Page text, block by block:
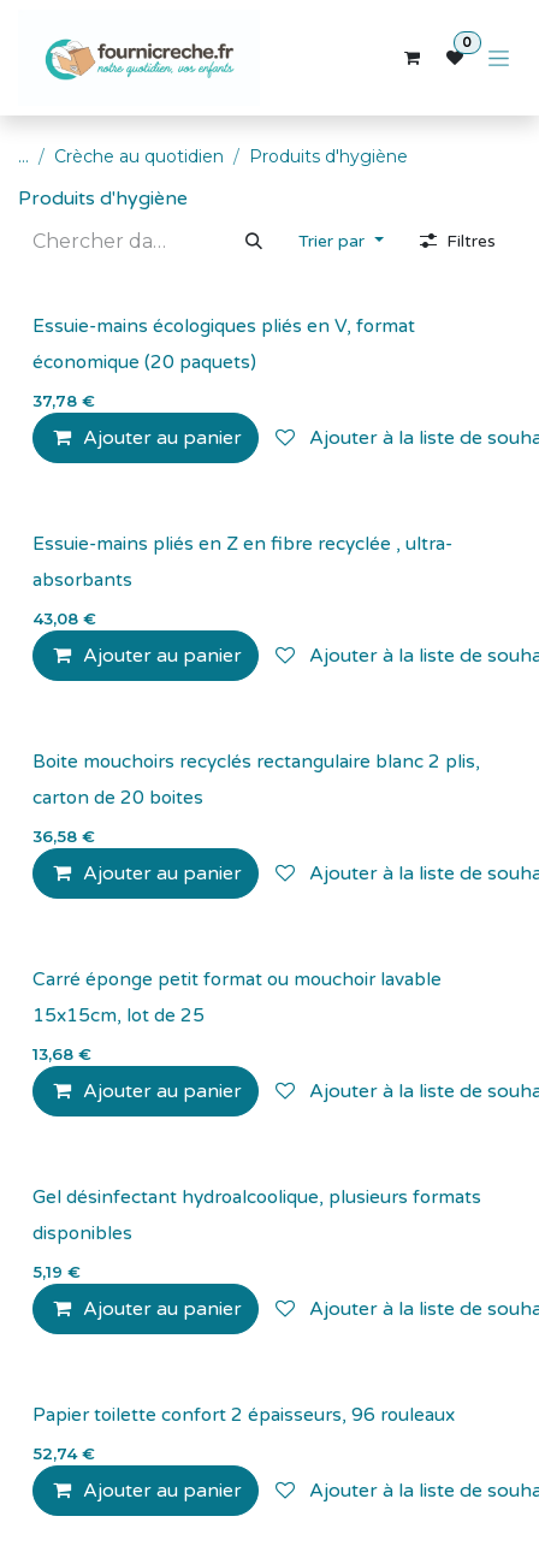
0
... Crèche au quotidien Produits d'hygiène
Produits d'hygiène
Trier par Filtres
Essuie-mains écologiques pliés en V, format
économique (20 paquets)
37,78 €
Ajouter au panier Ajouter à la liste de
Essuie-mains pliés en Z en fibre recyclée , ultra-
absorbants
43,08 €
Ajouter au panier Ajouter à la liste de
Boite mouchoirs recyclés rectangulaire blanc 2 plis,
carton de 20 boites
36,58 €
Ajouter au panier Ajouter à la liste de
Carré éponge petit format ou mouchoir lavable
15x15cm, lot de 25
13,68 €
Ajouter au panier Ajouter à la liste de
Gel désinfectant hydroalcoolique, plusieurs formats
disponibles
5,19 €
Ajouter au panier Ajouter à la liste de
Papier toilette confort 2 épaisseurs, 96 rouleaux
52,74€
Ajouter au panier Ajouter à la liste de